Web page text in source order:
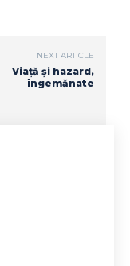
NEXT ARTICLE
Viață și hazard,
îngemănate